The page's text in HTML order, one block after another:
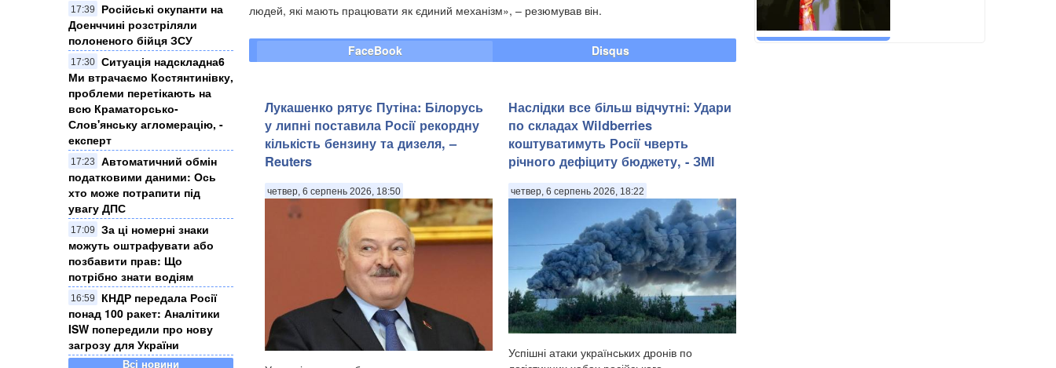
17:39
Російські окупанти на
Доенччині розстріляли
полоненого бійця ЗСУ
17:30 Ситуація надскладна6
Ми втрачаємо Костянтинівку,
проблеми перетікають на
всю Краматорсько-
Слов'янську агломерацію, -
експерт
17:23
Автоматичний обмін
податковими даними: Ось
хто може потрапити під
увагу ДПС
17:09
За ці номерні знаки
можуть оштрафувати або
позбавити прав: Що
потрібно знати водіям
16:59
КНДР передала Росії
понад 100 ракет: Аналітики
ISW попередили про нову
загрозу для України
Всі новини
людей, які мають працювати як єдиний механізм», – резюмував він.
FaceBook Disqus
Лукашенко рятує Путіна: Білорусь
у липні поставила Росії рекордну
кількість бензину та дизеля, –
Reuters
четвер, 6 серпень 2026, 18:50
Наслідки все більш відчутні: Удари
по складах Wildberries
коштуватимуть Росії чверть
річного дефіциту бюджету, - ЗМІ
четвер, 6 серпень 2026, 18:22
Успішні атаки українських дронів по